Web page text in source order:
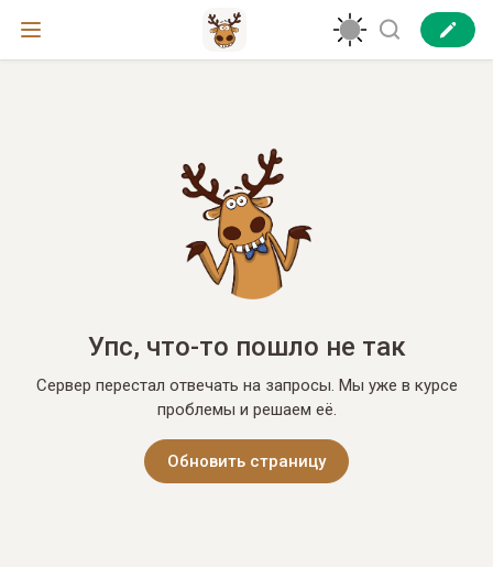
Упс, что-то пошло не так
Сервер перестал отвечать на запросы. Мы уже в курсе
проблемы и решаем её.
Обновить страницу